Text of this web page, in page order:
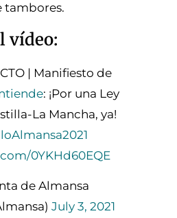
tambores.
vídeo:
| Manifiesto de
: ¡Por una Ley
La Mancha, ya!
0YKHd60EQE
de Almansa
July 3, 2021